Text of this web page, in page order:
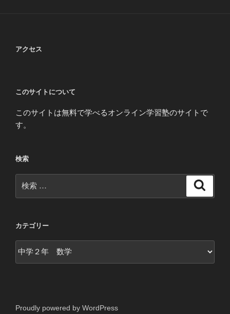
アクセス
このサイトについて
このサイトは無料で学べるオンライン学習塾のサイトで
す。
検索
索:
カテゴリー
カ
テ
Proudly powered by WordPress